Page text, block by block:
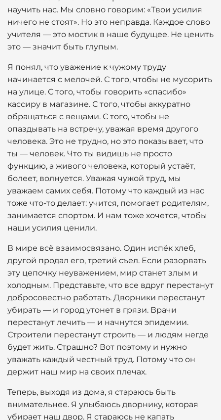
научить нас. Мы словно говорим: «Твои усилия
ничего не стоят». Но это неправда. Каждое слово
учителя — это мостик в наше будущее. Не ценить
это — значит быть глупым.
Я понял, что уважение к чужому труду
начинается с мелочей. С того, чтобы не мусорить
на улице. С того, чтобы говорить «спасибо»
кассиру в магазине. С того, чтобы аккуратно
обращаться с вещами. С того, чтобы не
опаздывать на встречу, уважая время другого
человека. Это не трудно, но это показывает, что
ты — человек. Что ты видишь не просто
функцию, а живого человека, который устаёт,
болеет, волнуется. Уважая чужой труд, мы
уважаем самих себя. Потому что каждый из нас
тоже что-то делает: учится, помогает родителям,
занимается спортом. И нам тоже хочется, чтобы
наши усилия ценили.
В мире всё взаимосвязано. Один испёк хлеб,
другой продал его, третий съел. Если разорвать
эту цепочку неуважением, мир станет злым и
холодным. Представьте, что все вдруг перестанут
добросовестно работать. Дворники перестанут
убирать — и город утонет в грязи. Врачи
перестанут лечить — и начнутся эпидемии.
Строители перестанут строить — и людям негде
будет жить. Страшно? Вот поэтому и нужно
уважать каждый честный труд. Потому что он
держит наш мир на своих плечах.
Теперь, выходя из дома, я стараюсь быть
внимательнее. Я улыбаюсь дворнику, которая
убирает наш двор. Я стараюсь не капать